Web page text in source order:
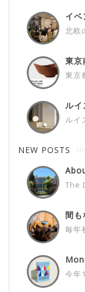
イ
話...
北欧
東
東京
ル
ルイ
NEW POSTS
The
間
毎年
今年